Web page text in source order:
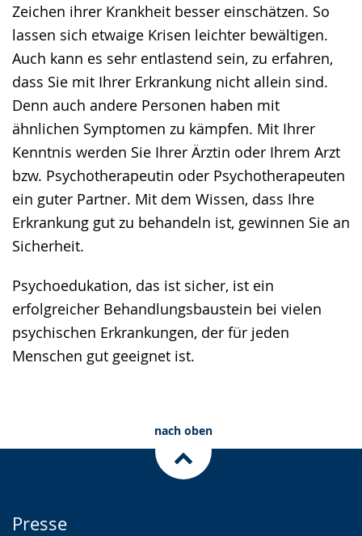
Zeichen ihrer Krankheit besser einschätzen. So
lassen sich etwaige Krisen leichter bewältigen.
Auch kann es sehr entlastend sein, zu erfahren,
dass Sie mit Ihrer Erkrankung nicht allein sind.
Denn auch andere Personen haben mit
ähnlichen Symptomen zu kämpfen. Mit Ihrer
Kenntnis werden Sie Ihrer Ärztin oder Ihrem Arzt
bzw. Psychotherapeutin oder Psychotherapeuten
ein guter Partner. Mit dem Wissen, dass Ihre
Erkrankung gut zu behandeln ist, gewinnen Sie an
Sicherheit.
Psychoedukation, das ist sicher, ist ein
erfolgreicher Behandlungsbaustein bei vielen
psychischen Erkrankungen, der für jeden
Menschen gut geeignet ist.
nach oben
Presse